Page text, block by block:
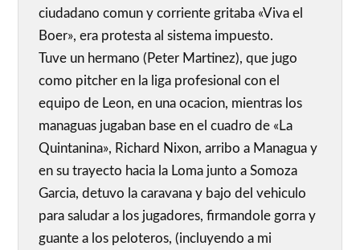
ciudadano comun y corriente gritaba «Viva el
Boer», era protesta al sistema impuesto.
Tuve un hermano (Peter Martinez), que jugo
como pitcher en la liga profesional con el
equipo de Leon, en una ocacion, mientras los
managuas jugaban base en el cuadro de «La
Quintanina», Richard Nixon, arribo a Managua y
en su trayecto hacia la Loma junto a Somoza
Garcia, detuvo la caravana y bajo del vehiculo
para saludar a los jugadores, firmandole gorra y
guante a los peloteros, (incluyendo a mi